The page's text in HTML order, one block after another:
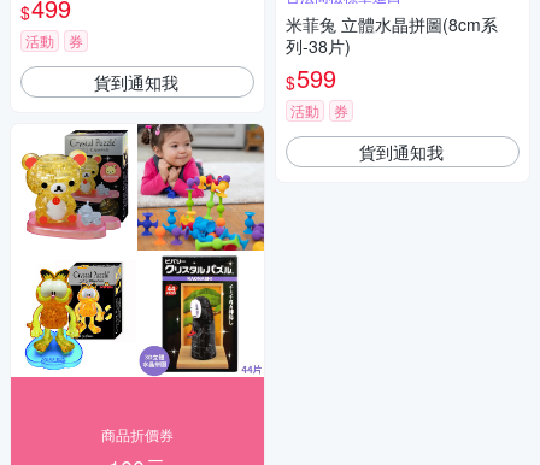
$499
活動 券
貨到通知我
商品折價券
米菲兔 立體水晶拼圖(8cm系
列-38片)
$599
活動 券
貨到通知我